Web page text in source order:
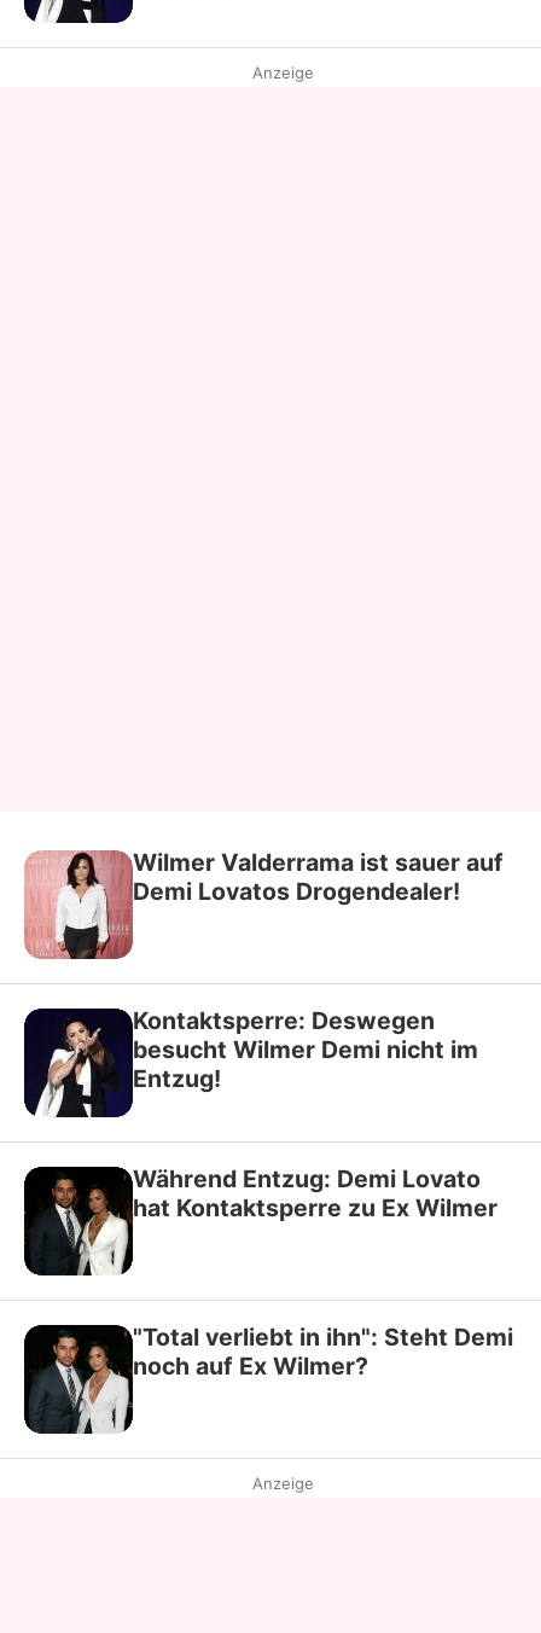
Anzeige
Wilmer Valderrama ist sauer auf
Demi Lovatos Drogendealer!
Kontaktsperre: Deswegen
besucht Wilmer Demi nicht im
Entzug!
Während Entzug: Demi Lovato
hat Kontaktsperre zu Ex Wilmer
"Total verliebt in ihn": Steht Demi
noch auf Ex Wilmer?
Anzeige